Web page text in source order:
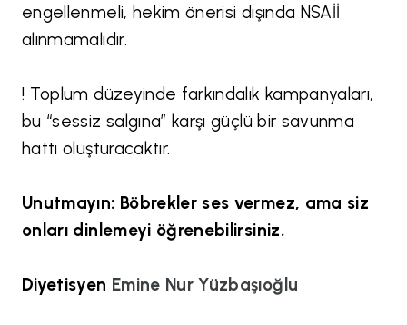
engellenmeli, hekim önerisi dışında NSAİİ
alınmamalıdır.
! Toplum düzeyinde farkındalık kampanyaları,
bu “sessiz salgına” karşı güçlü bir savunma
hattı oluşturacaktır.
Unutmayın: Böbrekler ses vermez, ama siz
onları dinlemeyi öğrenebilirsiniz.
Diyetisyen Emine Nur Yüzbaşıoğlu